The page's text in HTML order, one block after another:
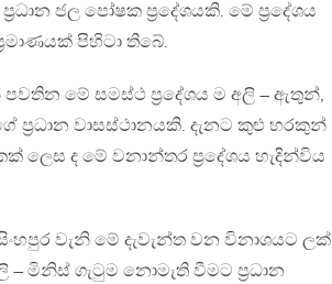
ජල පෝෂක ප‍්‍රදේශයකි. මේ ප‍්‍රදේශය
පිහිටා තිබේ.
මේ සමස්ථ ප‍්‍රදේශය ම අලි – ඇතුන්,
ප‍්‍රධාන වාසස්ථානයකි. දැනට කුළු හරකුන්
ලෙස ද මේ වනාන්තර ප‍්‍රදේශය හැදින්විය
වැනි මේ දැවැන්ත වන විනාශයට ලක්
– මිනිස් ගැටුම නොමැති වීමට ප‍්‍රධාන